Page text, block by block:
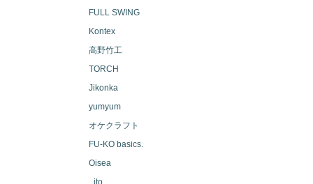
FULL SWING
Kontex
高野竹工
TORCH
Jikonka
yumyum
オケクラフト
FU-KO basics.
Oisea
_ito_